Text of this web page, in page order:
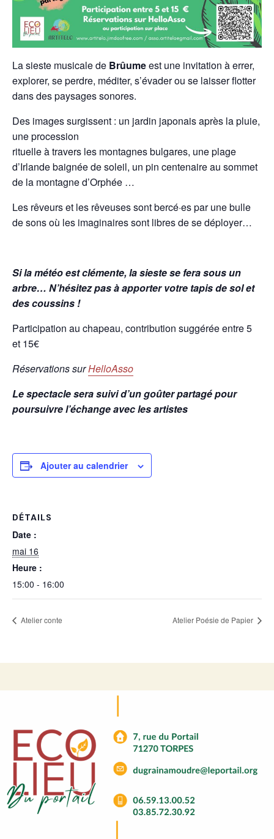
La sieste musicale de Brûumeest une invitation à errer,
explorer, se perdre, méditer, s’évader ou se laisser flotter
dans des paysages sonores.
Des images surgissent : un jardin japonais après la pluie,
une procession
rituelle à travers les montagnes bulgares, une plage
d’Irlande baignée de soleil, un pin centenaire au sommet
de la montagne d’Orphée …
Les rêveurs et les rêveuses sont bercé·es par une bulle
de sons où les imaginaires sont libres de se déployer…
Si la météo est clémente, la sieste se fera sous un
arbre… N’hésitez pas à apporter votre tapis de sol et
des coussins !
Participation au chapeau, contribution suggérée entre 5
et 15€
Réservations surHelloAsso
Le spectacle sera suivi d’un goûter partagé pour
poursuivre l’échange avec les artistes
Ajouter au calendrier
DÉTAILS
Date :
mai 16
Heure :
15:00 - 16:00
Atelier conte Atelier Poésie de Papier